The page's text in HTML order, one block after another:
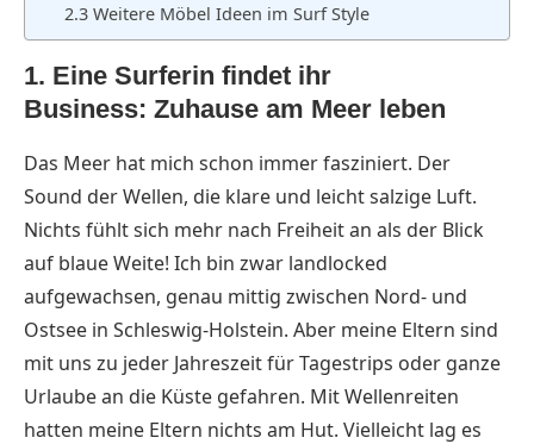
2.3 Weitere Möbel Ideen im Surf Style
1. Eine Surferin findet ihr
Business: Zuhause am Meer leben
Das Meer hat mich schon immer fasziniert. Der
Sound der Wellen, die klare und leicht salzige Luft.
Nichts fühlt sich mehr nach Freiheit an als der Blick
auf blaue Weite! Ich bin zwar landlocked
aufgewachsen, genau mittig zwischen Nord- und
Ostsee in Schleswig-Holstein. Aber meine Eltern sind
mit uns zu jeder Jahreszeit für Tagestrips oder ganze
Urlaube an die Küste gefahren. Mit Wellenreiten
hatten meine Eltern nichts am Hut. Vielleicht lag es